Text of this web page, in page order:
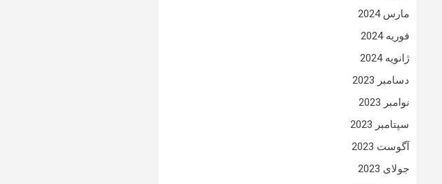
مارس 2024
فوریه 2024
ژانویه 2024
دسامبر 2023
نوامبر 2023
سپتامبر 2023
آگوست 2023
جولای 2023